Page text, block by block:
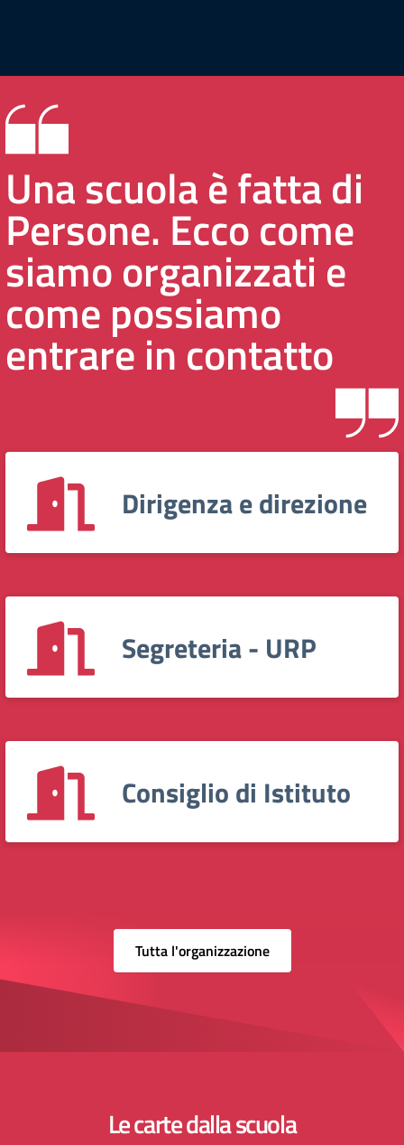
Una scuola è fatta di
Persone. Ecco come
siamo organizzati e
come possiamo
entrare in contatto
Dirigenza e direzione
Segreteria - URP
Consiglio di Istituto
Tutta l'organizzazione
Le carte dalla scuola